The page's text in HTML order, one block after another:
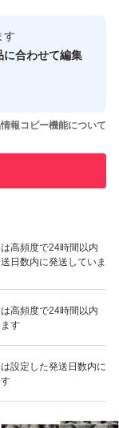
獲得出来るよう
りません）。 ③
されていること
タズラ・八つ当
るとジップ袋が
とゴミが出てき
）であれば輸送
損は輸送業者の
題あれば対応後
そうなルールは
Yahoo!フリマの取
実績があります
あります
ているものではあり
高頻度で24時間以内
日数内に発送していま
高頻度で24時間以内
す
設定した発送日数内に
す
に合わせて編集
報コピー機能について